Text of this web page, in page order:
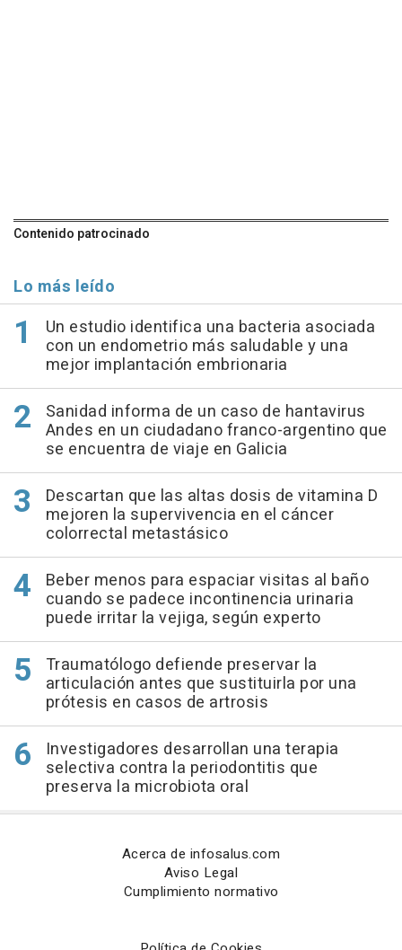
Contenido patrocinado
Lo más leído
Un estudio identifica una bacteria asociada
con un endometrio más saludable y una
mejor implantación embrionaria
Sanidad informa de un caso de hantavirus
Andes en un ciudadano franco-argentino que
se encuentra de viaje en Galicia
Descartan que las altas dosis de vitamina D
mejoren la supervivencia en el cáncer
colorrectal metastásico
Beber menos para espaciar visitas al baño
cuando se padece incontinencia urinaria
puede irritar la vejiga, según experto
Traumatólogo defiende preservar la
articulación antes que sustituirla por una
prótesis en casos de artrosis
Investigadores desarrollan una terapia
selectiva contra la periodontitis que
preserva la microbiota oral
Acerca de infosalus.com
Aviso Legal
Cumplimiento normativo